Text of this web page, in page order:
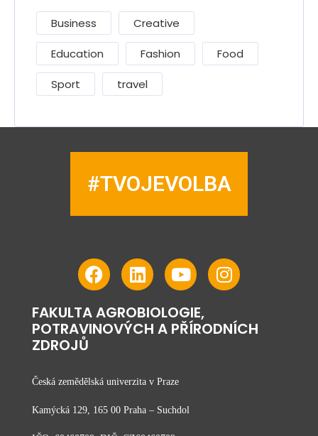
Business Creative
Education Fashion Food
Sport travel
#TVOJEVOLBA
FAKULTA AGROBIOLOGIE,
POTRAVINOVÝCH A PŘÍRODNÍCH
ZDROJŮ
Česká zemědělská univerzita v Praze
Kamýcká 129, 165 00 Praha – Suchdol